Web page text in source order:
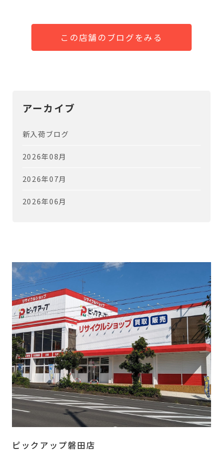
この店舗のブログをみる
アーカイブ
新入荷ブログ
2026年08月
2026年07月
2026年06月
ピックアップ磐田店